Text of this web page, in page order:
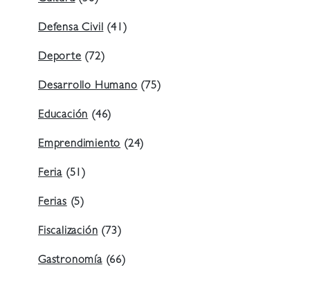
Defensa Civil (41)
Deporte (72)
Desarrollo Humano (75)
Educación (46)
Emprendimiento (24)
Feria (51)
Ferias (5)
Fiscalización (73)
Gastronomía(66)